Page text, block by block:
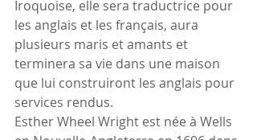
Iroquoise, elle sera traductrice pour
les anglais et les français, aura
plusieurs maris et amants et
terminera sa vie dans une maison
que lui construiront les anglais pour
services rendus.
Esther Wheel Wright est née à Wells